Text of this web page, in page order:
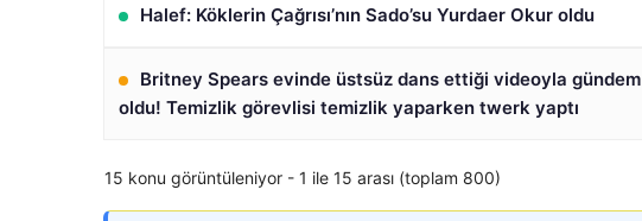
Halef: Köklerin Çağrısı’nın Sado’su Yurdaer Okur oldu
Britney Spears evinde üstsüz dans ettiği videoyla gündem
oldu! Temizlik görevlisi temizlik yaparken twerk yaptı
15 konu görüntüleniyor - 1 ile 15 arası (toplam 800)